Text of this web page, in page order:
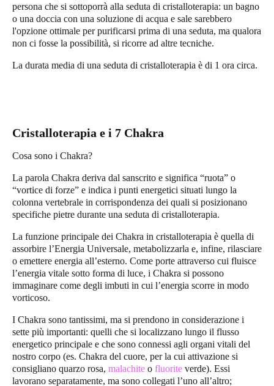
persona che si sottoporrà alla seduta di cristalloterapia: un bagno
o una doccia con una soluzione di acqua e sale sarebbero
l'opzione ottimale per purificarsi prima di una seduta, ma qualora
non ci fosse la possibilità, si ricorre ad altre tecniche.
La durata media di una seduta di cristalloterapia è di 1 ora circa.
Cristalloterapia e i 7 Chakra
Cosa sono i Chakra?
La parola Chakra deriva dal sanscrito e significa “ruota” o
“vortice di forze” e indica i punti energetici situati lungo la
colonna vertebrale in corrispondenza dei quali si posizionano
specifiche pietre durante una seduta di cristalloterapia.
La funzione principale dei Chakra in cristalloterapia è quella di
assorbire l’Energia Universale, metabolizzarla e, infine, rilasciare
o emettere energia all’esterno. Come porte attraverso cui fluisce
l’energia vitale sotto forma di luce, i Chakra si possono
immaginare come degli imbuti in cui l’energia scorre in modo
vorticoso.
I Chakra sono tantissimi, ma si prendono in considerazione i
sette più importanti: quelli che si localizzano lungo il flusso
energetico principale e che sono connessi agli organi vitali del
nostro corpo (es. Chakra del cuore, per la cui attivazione si
consigliano quarzo rosa, malachite o fluorite verde). Essi
lavorano separatamente, ma sono collegati l’uno all’altro;